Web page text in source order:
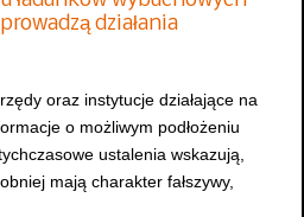
działania
oraz instytucje działające na
o możliwym podłożeniu
ustalenia wskazują,
mają charakter fałszywy,